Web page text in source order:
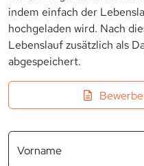
indem einfach der
hochgeladen wird. Nach
Lebenslauf zusätzlich als
abgespeichert.
Vorname